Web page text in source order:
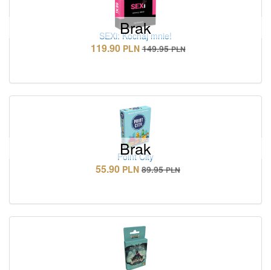
Brak
SEXi: Kochaj mnie!
119.90 PLN 149.95 PLN
Brak
Point City
55.90 PLN 89.95 PLN